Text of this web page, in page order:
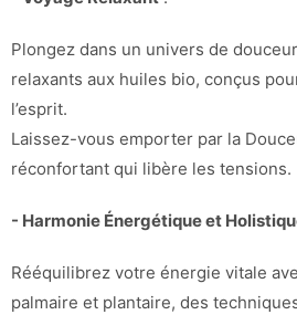
Plongez dans un univers de
relaxants aux huiles bio, conçus
l’esprit.
Laissez-vous emporter par la
réconfortant qui libère les tensions.
- Harmonie Énergétique et
Rééquilibrez votre énergie vitale
palmaire et plantaire, des